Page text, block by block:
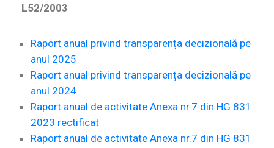
L52/2003
Raport anual privind transparența decizională pe
anul 2025
Raport anual privind transparența decizională pe
anul 2024
Raport anual de activitate Anexa nr.7 din HG 831
2023 rectificat
Raport anual de activitate Anexa nr.7 din HG 831